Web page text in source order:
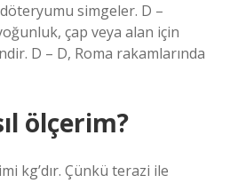
simgeler. D –
çap veya alan için
D – D, Roma rakamlarında
ölçerim?
kg’dır. Çünkü terazi ile